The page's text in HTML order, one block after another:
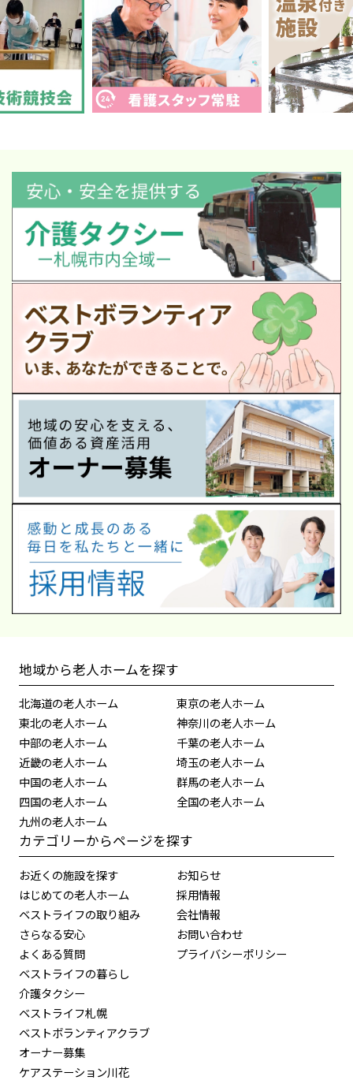
地域から老人ホームを探す
北海道の老人ホーム
東北の老人ホーム
中部の老人ホーム
近畿の老人ホーム
中国の老人ホーム
四国の老人ホーム
九州の老人ホーム
東京の老人ホーム
神奈川の老人ホーム
千葉の老人ホーム
埼玉の老人ホーム
群馬の老人ホーム
全国の老人ホーム
カテゴリーからページを探す
お近くの施設を探す
はじめての老人ホーム
ベストライフの取り組み
さらなる安心
よくある質問
ベストライフの暮らし
介護タクシー
ベストライフ札幌
ベストボランティアクラブ
オーナー募集
ケアステーション川花
お知らせ
採用情報
会社情報
お問い合わせ
プライバシーポリシー